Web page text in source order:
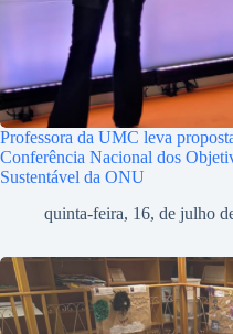
Professora da UMC leva
Conferência Nacional dos
Sustentável da ONU
quinta-feira, 16, de julho